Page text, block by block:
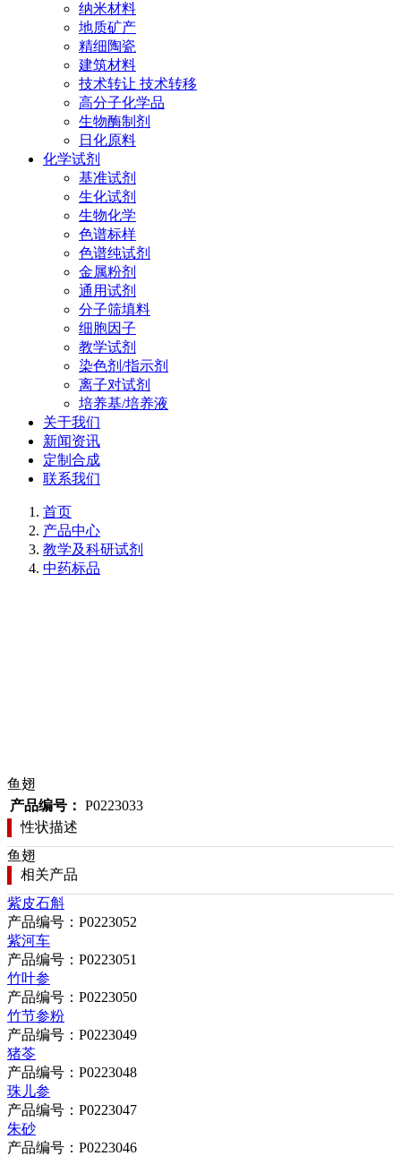
纳米材料
地质矿产
精细陶瓷
建筑材料
技术转让 技术转移
高分子化学品
生物酶制剂
日化原料
化学试剂
基准试剂
生化试剂
生物化学
色谱标样
色谱纯试剂
金属粉剂
通用试剂
分子筛填料
细胞因子
教学试剂
染色剂/指示剂
离子对试剂
培养基/培养液
关于我们
新闻资讯
定制合成
联系我们
首页
产品中心
教学及科研试剂
中药标品
鱼翅
产品编号： P0223033
性状描述
鱼翅
相关产品
紫皮石斛
产品编号：P0223052
紫河车
产品编号：P0223051
竹叶参
产品编号：P0223050
竹节参粉
产品编号：P0223049
猪苓
产品编号：P0223048
珠儿参
产品编号：P0223047
朱砂
产品编号：P0223046